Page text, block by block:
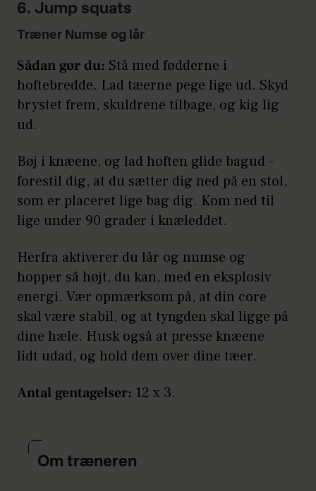
6. Jump squats
Træner Numse og lår
Sådan gør du: Stå med fødderne i
hoftebredde. Lad tæerne pege lige ud. Skyd
brystet frem, skuldrene tilbage, og kig lig
ud.
Bøj i knæene, og lad hoften glide bagud –
forestil dig, at du sætter dig ned på en stol,
som er placeret lige bag dig. Kom ned til
lige under 90 grader i knæleddet.
Herfra aktiverer du lår og numse og
hopper så højt, du kan, med en eksplosiv
energi. Vær opmærksom på, at din core
skal være stabil, og at tyngden skal ligge på
dine hæle. Husk også at presse knæene
lidt udad, og hold dem over dine tæer.
Antal gentagelser: 12 x 3.
Om træneren